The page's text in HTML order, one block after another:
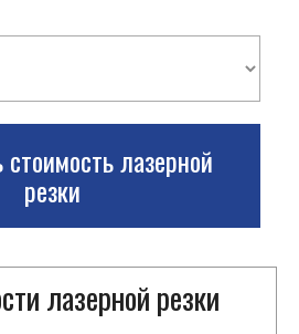
стоимость лазерной
резки
лазерной резки